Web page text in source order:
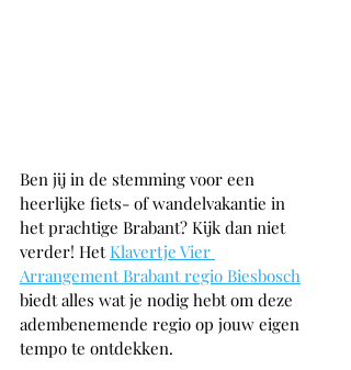
Ben jij in de stemming voor een
heerlijke fiets- of wandelvakantie in
het prachtige Brabant? Kijk dan niet
verder! Het Klavertje Vier
Arrangement Brabant regio Biesbosch
biedt alles wat je nodig hebt om deze
adembenemende regio op jouw eigen
tempo te ontdekken.